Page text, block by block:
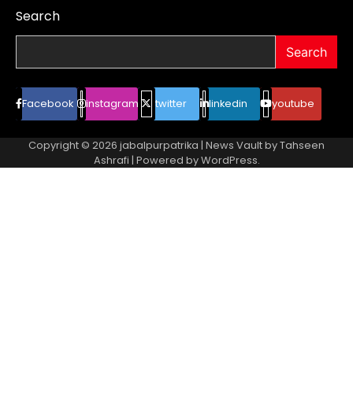
Search
Search
Facebook instagram twitter linkedin youtube
Copyright © 2026 jabalpurpatrika | News Vault byTahseen
Ashrafi | Powered byWordPress.